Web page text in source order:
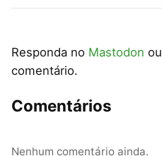
Responda no Mastodon ou
comentário.
Comentários
Nenhum comentário ainda.